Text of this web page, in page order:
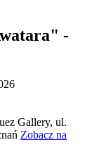
-
Gallery, ul.
Zobacz na